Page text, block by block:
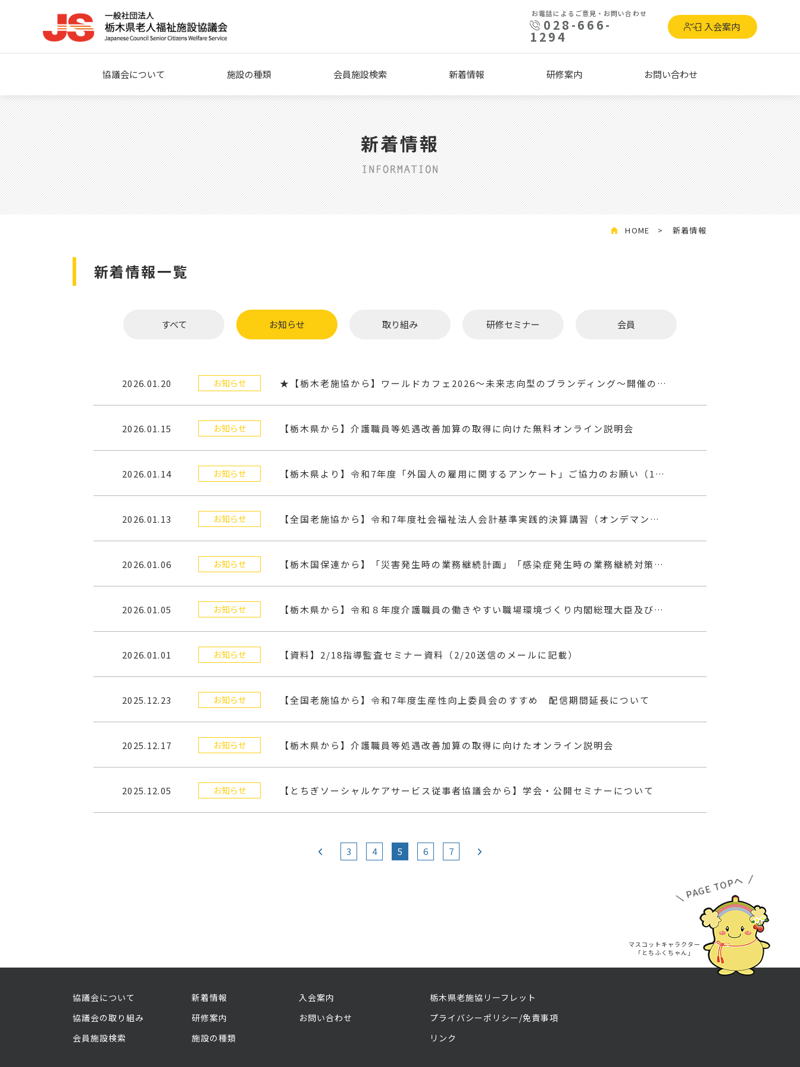
協議会について 施設の種類 会員施設検索 新着情報 研修案内 お問い合わせ
お電話によるご意見・お問い合わせ
028-666-
1294
入会案内
新着情報
HOME 新着情報
新着情報一覧
すべて お知らせ 取り組み 研修セミナー 会員
2026.01.20 お知らせ ★【栃木老施協から】ワールドカフェ2026～未来志向型のブランディング～開催のご案内
2026.01.15 お知らせ 【栃木県から】介護職員等処遇改善加算の取得に向けた無料オンライン説明会
2026.01.14 お知らせ 【栃木県より】令和7年度「外国人の雇用に関するアンケート」ご協力のお願い（1/30まで）
2026.01.13 お知らせ 【全国老施協から】令和7年度社会福祉法人会計基準実践的決算講習（オンデマンド研修）
2026.01.06 お知らせ 【栃木国保連から】「災害発生時の業務継続計画」「感染症発生時の業務継続対策」（無料Web研修）動画視聴3/14まで
2026.01.05 お知らせ 【栃木県から】令和８年度介護職員の働きやすい職場環境づくり内閣総理大臣及び厚生労働大臣表彰の募集について（1/30〆）
2026.01.01 お知らせ 【資料】2/18指導監査セミナー資料（2/20送信のメールに記載）
2025.12.23 お知らせ 【全国老施協から】令和7年度生産性向上委員会のすすめ 配信期間延長について
2025.12.17 お知らせ 【栃木県から】介護職員等処遇改善加算の取得に向けたオンライン説明会
2025.12.05 お知らせ 【とちぎソーシャルケアサービス従事者協議会から】学会・公開セミナーについて
3 4 5 6 7
PAGE TOPへ
マスコットキャラクター
「とちふくちゃん」
協議会について
協議会の取り組み
会員施設検索
新着情報
研修案内
施設の種類
入会案内
お問い合わせ
栃木県老施協リーフレット
プライバシーポリシー/免責事項
リンク